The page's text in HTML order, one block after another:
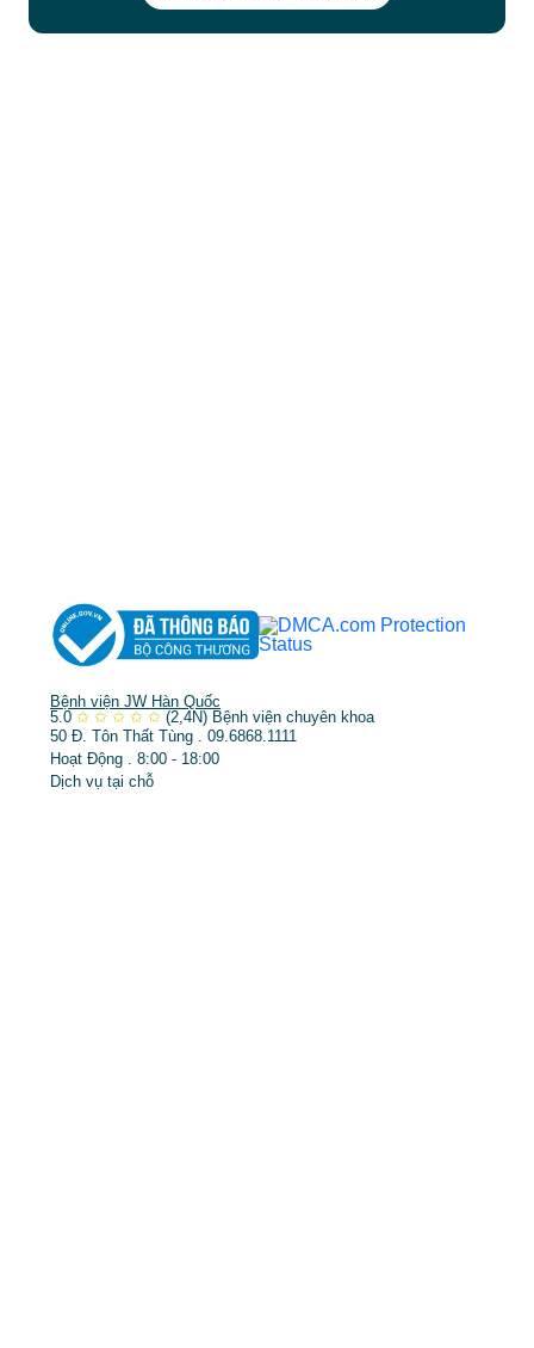
Bệnh viện JW Hàn Quốc
5.0 ✩ ✩ ✩ ✩ ✩ (2,4N) Bệnh viện chuyên khoa
50 Đ. Tôn Thất Tùng . 09.6868.1111
Hoạt Động . 8:00 - 18:00
Dịch vụ tại chỗ